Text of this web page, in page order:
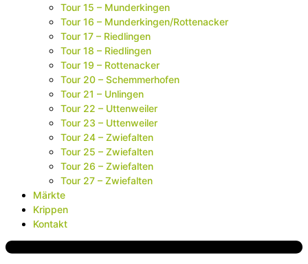
Tour 15 – Munderkingen
Tour 16 – Munderkingen/Rottenacker
Tour 17 – Riedlingen
Tour 18 – Riedlingen
Tour 19 – Rottenacker
Tour 20 – Schemmerhofen
Tour 21 – Unlingen
Tour 22 – Uttenweiler
Tour 23 – Uttenweiler
Tour 24 – Zwiefalten
Tour 25 – Zwiefalten
Tour 26 – Zwiefalten
Tour 27 – Zwiefalten
Märkte
Krippen
Kontakt